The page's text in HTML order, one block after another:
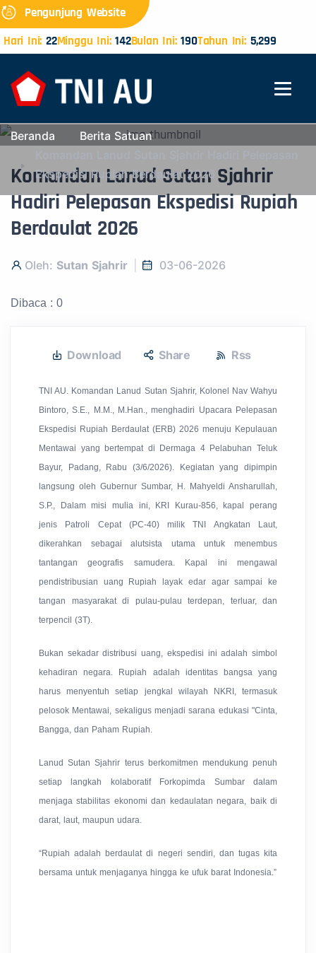
Pengunjung Website
Hari Ini: 22Minggu Ini:142Bulan Ini:190Tahun Ini:5,299
Beranda
Berita Satuan
Ekspedisi Rupiah Berdaulat 2026
Komandan Lanud Sutan Sjahrir
Hadiri Pelepasan Ekspedisi Rupiah
Berdaulat 2026
Oleh: Sutan Sjahrir 03-06-2026
Dibaca : 0
Download Share Rss
TNI AU. Komandan Lanud Sutan Sjahrir, Kolonel Nav Wahyu
Bintoro, S.E., M.M., M.Han., menghadiri Upacara Pelepasan
Ekspedisi Rupiah Berdaulat (ERB) 2026 menuju Kepulauan
Mentawai yang bertempat di Dermaga 4 Pelabuhan Teluk
Bayur, Padang, Rabu (3/6/2026). Kegiatan yang dipimpin
langsung oleh Gubernur Sumbar, H. Mahyeldi Ansharullah,
S.P., Dalam misi mulia ini, KRI Kurau-856, kapal perang
jenis Patroli Cepat (PC-40) milik TNI Angkatan Laut,
dikerahkan sebagai alutsista utama untuk menembus
tantangan geografis samudera. Kapal ini mengawal
pendistribusian uang Rupiah layak edar agar sampai ke
tangan masyarakat di pulau-pulau terdepan, terluar, dan
terpencil (3T).
Bukan sekadar distribusi uang, ekspedisi ini adalah simbol
kehadiran negara. Rupiah adalah identitas bangsa yang
harus menyentuh setiap jengkal wilayah NKRI, termasuk
pelosok Mentawai, sekaligus menjadi sarana edukasi "Cinta,
Bangga, dan Paham Rupiah.
Lanud Sutan Sjahrir terus berkomitmen mendukung penuh
setiap langkah kolaboratif Forkopimda Sumbar dalam
menjaga stabilitas ekonomi dan kedaulatan negara, baik di
darat, laut, maupun udara.
“Rupiah adalah berdaulat di negeri sendiri, dan tugas kita
bersama untuk menjaganya hingga ke ufuk barat Indonesia.”